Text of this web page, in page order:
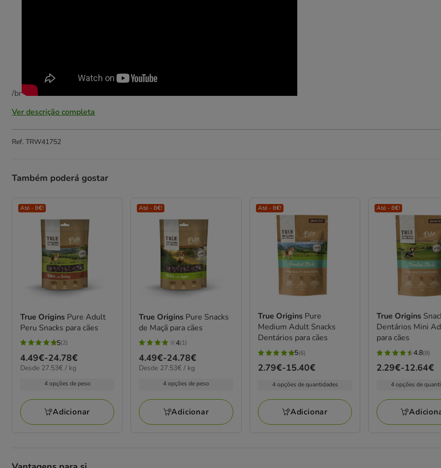
/br
Ver descrição completa
Ref. TRW41752
Também poderá gostar
Até - 8€!
True Origins Pure Adult
Peru Snacks para cães
5
estrelas
com
5(2)
Preço
de
24.78€
4.49€-24.78€
27.53€
Desde 27.53€ / kg
4 opções de peso
Adicionar
Até - 8€!
True Origins Pure Snacks
de Maçã para cães
4
estrelas
com
4(1)
Preço
de
24.78€
4.49€-24.78€
27.53€
Desde 27.53€ / kg
4 opções de peso
Adicionar
Até - 8€!
True Origins Pure
Medium Adult Snacks
Dentários para cães
5
estrelas
avaliações
5(6)
Preço
a
15.40€
2.79€-15.40€
4 opções de quantidades
Adicionar
Até - 8€!
True Origins
Dentários Mini
para cães
4.8
estrelas
avaliações
4.8(8)
Preço
a
12.64€
2.29€-12.64€
4 opções de